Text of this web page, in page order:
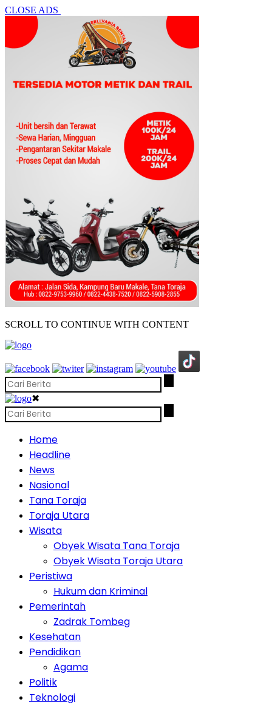
CLOSE ADS
SCROLL TO CONTINUE WITH CONTENT
✖
Home
Headline
News
Nasional
Tana Toraja
Toraja Utara
Wisata
Obyek Wisata Tana Toraja
Obyek Wisata Toraja Utara
Peristiwa
Hukum dan Kriminal
Pemerintah
Zadrak Tombeg
Kesehatan
Pendidikan
Agama
Politik
Teknologi